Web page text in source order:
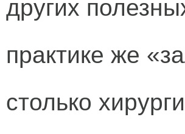
других
практике же
столько